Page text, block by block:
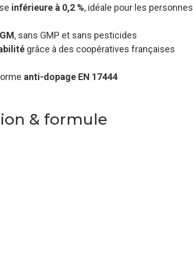
inférieure à 0,2 %, idéale pour les personnes
, sans GMP et sans pesticides
grâce à des coopératives françaises
anti-dopage EN 17444
& formule